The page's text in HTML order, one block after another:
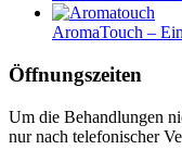
AromaTouch –
Öffnungszeiten
Um die Behandlungen
nur nach telefonischer